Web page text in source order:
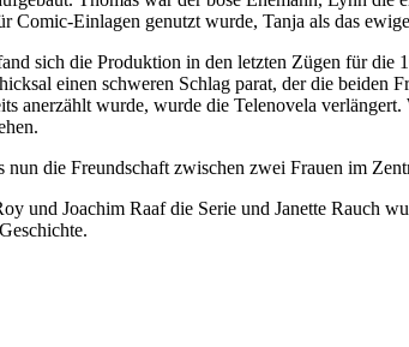
Comic-Einlagen genutzt wurde, Tanja als das
sich die Produktion in den letzten Zügen für die
einen schweren Schlag parat, der die beiden
anerzählt wurde, wurde die Telenovela
die Freundschaft zwischen zwei Frauen im
und Joachim Raaf die Serie und Janette Rauch